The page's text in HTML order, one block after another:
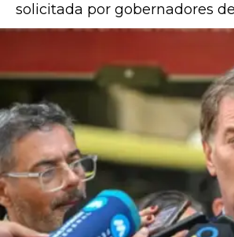
solicitada por gobernadores